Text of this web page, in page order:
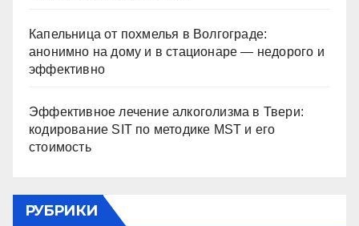
Капельница от похмелья в Волгограде:
анонимно на дому и в стационаре — недорого и
эффективно
Эффективное лечение алкоголизма в Твери:
кодирование SIT по методике MST и его
стоимость
РУБРИКИ